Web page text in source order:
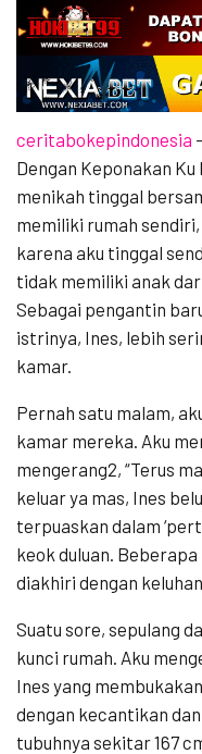
ceritabokepindonesia
Dengan Keponakan
menikah tinggal
memiliki rumah
karena aku tinggal
tidak memiliki anak
Sebagai pengantin
istrinya, Ines, lebih
kamar.
Pernah satu malam,
kamar mereka. Aku
mengerang2, “Terus
keluar ya mas, Ines
terpuaskan dalam
keok duluan.
diakhiri dengan
Suatu sore, sepulang
kunci rumah. Aku
Ines yang
dengan kecantikan
tubuhnya sekitar 167